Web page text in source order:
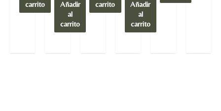
carrito
Añadir
al
carrito
carrito
Añadir
al
carrito